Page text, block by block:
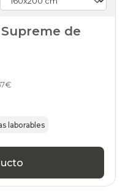
de
laborables